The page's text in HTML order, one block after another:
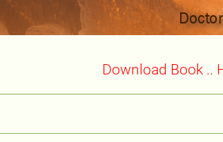
Download Book ..